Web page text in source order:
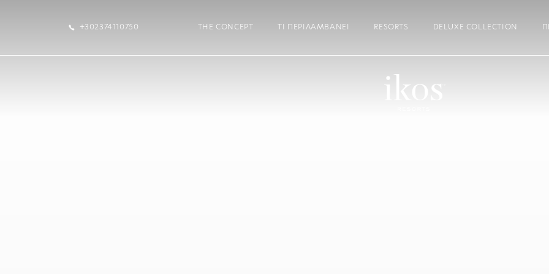
+302374110750 THE CONCEPT ΤΙ ΠΕΡΙΛΑΜΒΆΝΕΙ RESORTS DELUXE COLLECTION